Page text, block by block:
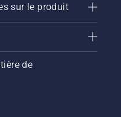
sur le produit
de